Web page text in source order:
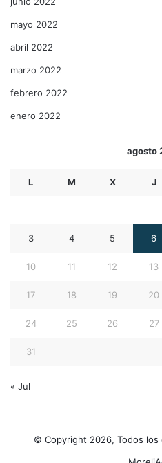
mayo 2022
abril 2022
marzo 2022
febrero 2022
enero 2022
agosto
L M X J
3 4 5 6
10 11 12 13
17 18 19 20
24 25 26 27
31
« Jul
© Copyright 2026, Todos